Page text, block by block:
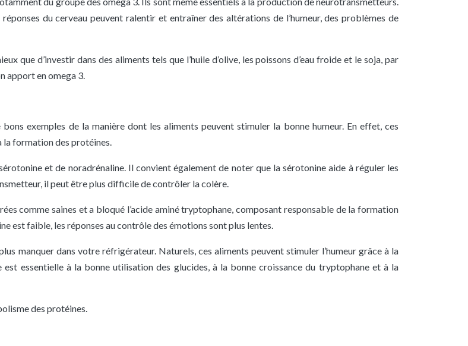
du cerveau peuvent ralentir et entraîner des altérations de l’humeur, des problèmes de
que d’investir dans des aliments tels que l’huile d’olive, les poissons d’eau froide et le soja, par
apport en omega 3.
exemples de la manière dont les aliments peuvent stimuler la bonne humeur. En effet, ces
la formation des protéines.
et de noradrénaline. Il convient également de noter que la sérotonine aide à réguler les
il peut être plus difficile de contrôler la colère.
comme saines et a bloqué l’acide aminé tryptophane, composant responsable de la formation
est faible, les réponses au contrôle des émotions sont plus lentes.
manquer dans votre réfrigérateur. Naturels, ces aliments peuvent stimuler l’humeur grâce à la
essentielle à la bonne utilisation des glucides, à la bonne croissance du tryptophane et à la
des protéines.